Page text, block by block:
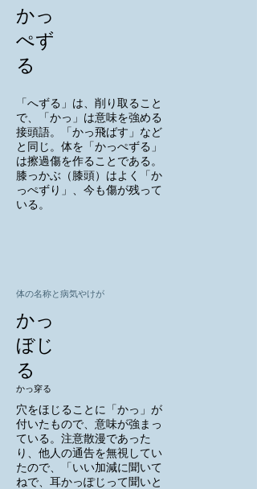
かっ
ぺず
る
「へずる」は、削り取ること
で、「かっ」は意味を強める
接頭語。「かっ飛ばす」など
と同じ。体を「かっぺずる」
は擦過傷を作ることである。
膝っかぶ（膝頭）はよく「か
っぺずり」、今も傷が残って
いる。
体の名称と病気やけが
かっ
ぼじ
る
かっ穿る
穴をほじることに「かっ」が
付いたもので、意味が強まっ
ている。注意散漫であった
り、他人の通告を無視してい
たので、「いい加減に聞いて
ねで、耳かっぽじって聞いと